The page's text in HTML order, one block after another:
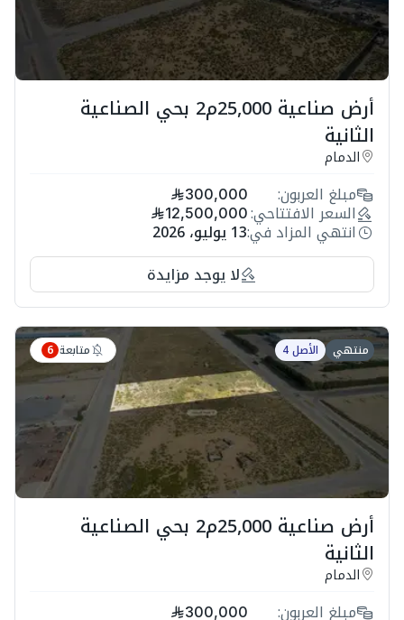
أرض صناعية 25,000م2 بحي الصناعية
الثانية
الدمام
مبلغ العربون: 300,000
السعر الافتتاحي: 12,500,000
انتهي المزاد في:13 يوليو، 2026
لا يوجد مزايدة
منتهي الأصل 4 متابعة 6
أرض صناعية 25,000م2 بحي الصناعية
الثانية
الدمام
مبلغ العربون: 300,000